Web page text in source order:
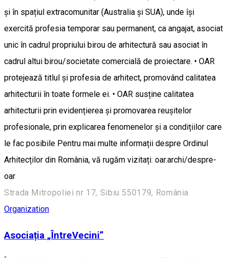
și în spațiul extracomunitar (Australia și SUA), unde își
exercită profesia temporar sau permanent, ca angajat, asociat
unic în cadrul propriului birou de arhitectură sau asociat în
cadrul altui birou/societate comercială de proiectare. • OAR
protejează titlul și profesia de arhitect, promovând calitatea
arhitecturii în toate formele ei. • OAR susține calitatea
arhitecturii prin evidențierea și promovarea reușitelor
profesionale, prin explicarea fenomenelor și a condițiilor care
le fac posibile Pentru mai multe informații despre Ordinul
Arhitecților din România, vă rugăm vizitați: oar.archi/despre-
oar
Strada Mitropoliei nr 17, Sibiu 550179, România
Organization
Asociația „ÎntreVecini”